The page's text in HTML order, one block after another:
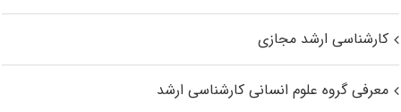
کارشناسی ارشد مجازی
معرفی گروه علوم انسانی کارشناسی ارشد